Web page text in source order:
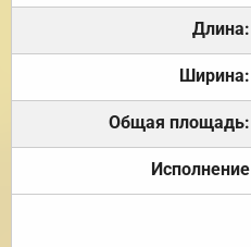
Длина:
Ширина:
Общая площадь:
Исполнение